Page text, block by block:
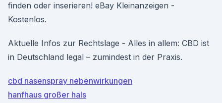
finden oder inserieren! eBay Kleinanzeigen -
Kostenlos.
Aktuelle Infos zur Rechtslage - Alles in allem: CBD ist
in Deutschland legal – zumindest in der Praxis.
cbd nasenspray nebenwirkungen
hanfhaus großer hals